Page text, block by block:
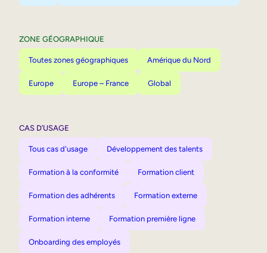
ZONE GÉOGRAPHIQUE
Toutes zones géographiques Amérique du Nord
Europe Europe – France Global
CAS D’USAGE
Tous cas d'usage Développement des talents
Formation à la conformité Formation client
Formation des adhérents Formation externe
Formation interne Formation première ligne
Onboarding des employés